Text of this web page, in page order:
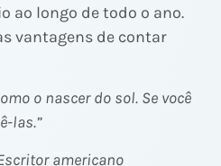
ao longo de todo o ano.
vantagens de contar
o nascer do sol. Se você
las.”
americano